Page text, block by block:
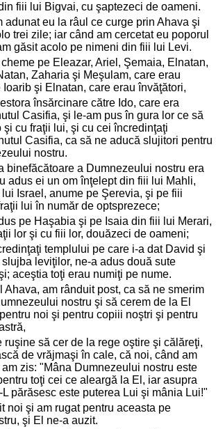
fiii lui Bigvai, cu şaptezeci de oameni.
adunat eu la râul ce curge prin Ahava şi
trei zile; iar când am cercetat eu poporul
găsit acolo pe nimeni din fiii lui Levi.
pe Eleazar, Ariel, Şemaia, Elnatan,
Zaharia şi Meşulam, care erau
şi Elnatan, care erau învăţători,
însărcinare către Ido, care era
Casifia, şi le-am pus în gura lor ce să
şi cu fraţii lui, şi cu cei încredinţaţi
Casifia, ca să ne aducă slujitori pentru
nostru.
binefăcătoare a Dumnezeului nostru era
adus ei un om înţelept din fiii lui Mahli,
Israel, anume pe Şerevia, şi pe fiii
lui în număr de optsprezece;
pe Haşabia şi pe Isaia din fiii lui Merari,
lor şi cu fiii lor, douăzeci de oameni;
templului pe care i-a dat David şi
leviţilor, ne-a adus două sute
aceştia toţi erau numiţi pe nume.
Ahava, am rânduit post, ca să ne smerim
nostru şi să cerem de la El
noi şi pentru copiii noştri şi pentru
ruşine să cer de la rege oştire şi călăreţi,
de vrăjmaşi în cale, că noi, când am
zis: "Mâna Dumnezeului nostru este
toţi cei ce aleargă la El, iar asupra
părăsesc este puterea Lui şi mânia Lui!"
noi şi am rugat pentru aceasta pe
şi El ne-a auzit.